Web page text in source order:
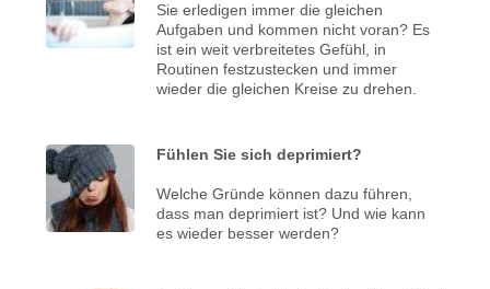
Sie erledigen immer die gleichen
Aufgaben und kommen nicht voran? Es
ist ein weit verbreitetes Gefühl, in
Routinen festzustecken und immer
wieder die gleichen Kreise zu drehen.
Fühlen Sie sich deprimiert?
Welche Gründe können dazu führen,
dass man deprimiert ist? Und wie kann
es wieder besser werden?